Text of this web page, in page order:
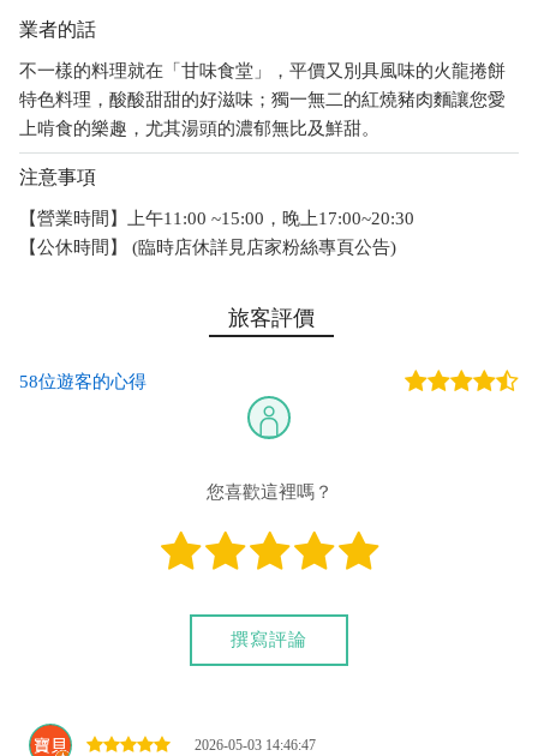
業者的話
不一樣的料理就在「甘味食堂」，平價又別具風味的火龍捲餅
特色料理，酸酸甜甜的好滋味；獨一無二的紅燒豬肉麵讓您愛
上啃食的樂趣，尤其湯頭的濃郁無比及鮮甜。
注意事項
【營業時間】上午11:00 ~15:00，晚上17:00~20:30
【公休時間】 (臨時店休詳見店家粉絲專頁公告)
旅客評價
58位遊客的心得
您喜歡這裡嗎？
撰寫評論
2026-05-03 14:46:47